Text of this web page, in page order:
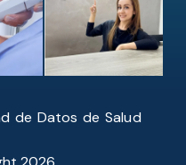
de Datos de Salud